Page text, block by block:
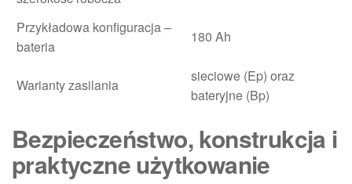
Przykładowa konfiguracja –
bateria
180 Ah
Warianty zasilania
sieciowe (Ep) oraz
bateryjne (Bp)
Bezpieczeństwo, konstrukcja i
praktyczne użytkowanie